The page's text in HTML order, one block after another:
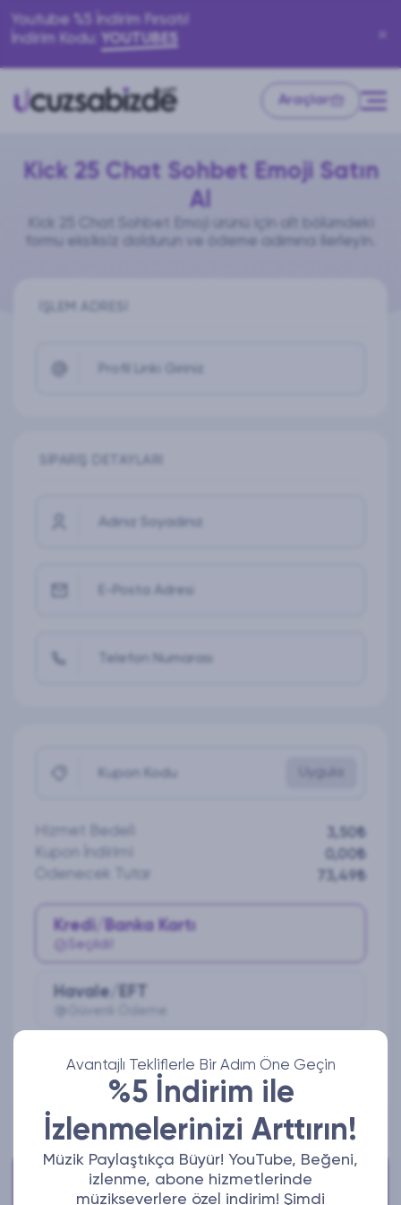
Avantajlı Tekliflerle Bir Adım Öne Geçin
%5 İndirim ile
İzlenmelerinizi Arttırın!
Müzik Paylaştıkça Büyür! YouTube, Beğeni,
izlenme, abone hizmetlerinde
müzikseverlere özel indirim! Şimdi
Youtube %5 İndirim Fırsatı!
İndirim Kodu: YOUTUBE5
Araçlar
Kick 25 Chat Sohbet Emoji Satın
Al
formu eksiksiz doldurun ve ödeme adımına ilerleyin.
İŞLEM ADRESI
Adınız Soyadınız
E-Posta Adresi
Telefon Numarası
Kupon Kodu
3,50₺
0,00₺
73,49₺
Kredi/Banka Kartı
Seçildi!
Havale/EFT
Ödeme Yap
Bize Ulaşabilirsiniz!
Aktif iletişim adreslerimizden bize ulaşabilirsiniz.